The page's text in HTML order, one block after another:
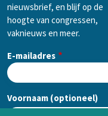
nieuwsbrief, en blijf op de
hoogte van congressen,
vaknieuws en meer.
E-mailadres
Voornaam (optioneel)